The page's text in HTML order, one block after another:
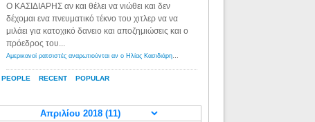
PEOPLE RECENT POPULAR
Ο ΚΑΣΙΔΙΑΡΗΣ αν και θέλει να νιώθει και δεν
δέχομαι ενα πνευματικό τέκνο του χιτλερ να να
μιλάει για κατοχικό δανειο και αποζημιώσεις και ο
πρόεδρος του...
Αμερικανοί ρατσιστές αναρωτιούνται αν ο Ηλίας Κασιδιάρης ανήκει στη λευκή φυλή... - Λόγιος Ερμής